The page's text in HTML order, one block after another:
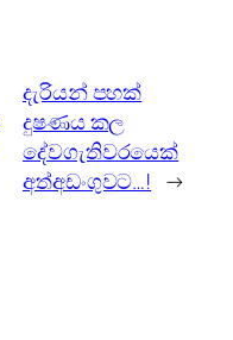
දැරියන් පහක්
දුෂණය කල
දේවගැතිවරයෙක්
අත්අඩංගුවට…! →